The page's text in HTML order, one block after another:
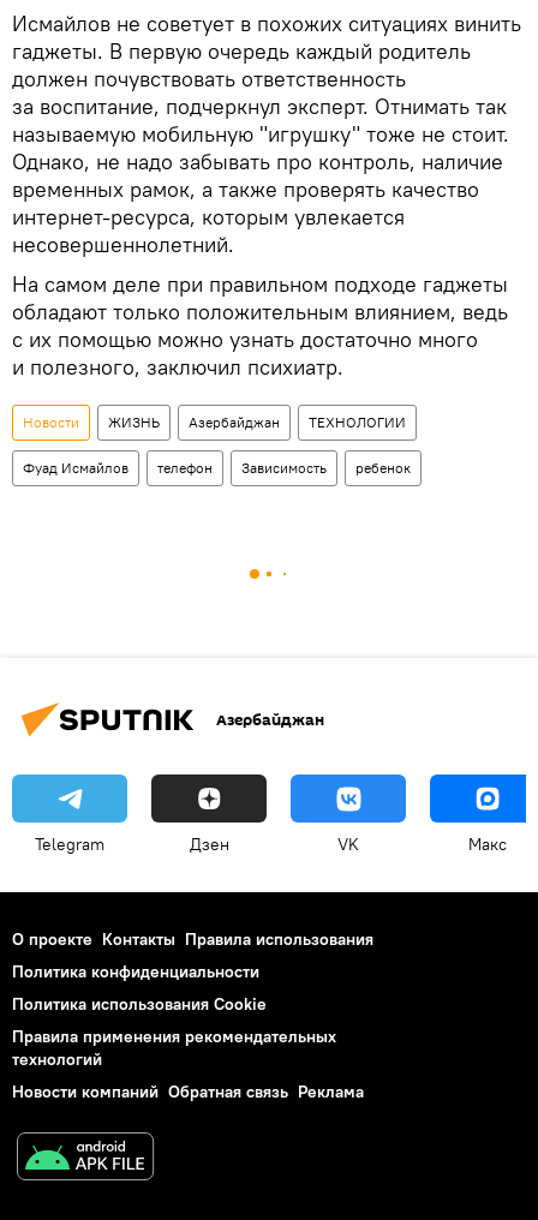
Исмайлов не советует в похожих ситуациях винить
гаджеты. В первую очередь каждый родитель
должен почувствовать ответственность
за воспитание, подчеркнул эксперт. Отнимать так
называемую мобильную "игрушку" тоже не стоит.
Однако, не надо забывать про контроль, наличие
временных рамок, а также проверять качество
интернет-ресурса, которым увлекается
несовершеннолетний.
На самом деле при правильном подходе гаджеты
обладают только положительным влиянием, ведь
с их помощью можно узнать достаточно много
и полезного, заключил психиатр.
Новости ЖИЗНЬ Азербайджан ТЕХНОЛОГИИ
Фуад Исмайлов телефон Зависимость ребенок
Азербайджан
Telegram Дзен VK Макс
О проекте Контакты Правила использования
Политика конфиденциальности
Политика использования Cookie
Правила применения рекомендательных
технологий
Новости компаний Обратная связь Реклама